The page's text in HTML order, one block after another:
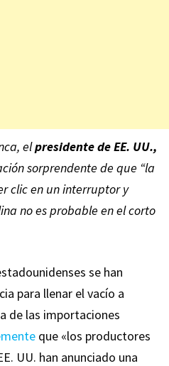
elpresidente de EE. UU.,
sorprendente de que “la
clic en un interruptor y
no es probable en el corto
se han
para llenar el vacío a
de las importaciones
que «los productores
UU. han anunciado una